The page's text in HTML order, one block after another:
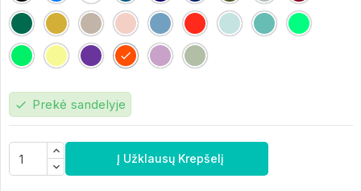
bottle
green
Gold Grey
Melange
2
creamy
pink
Creamy
Blue
Bright
Red
Arctic
Blue
Pool
Blue
Spring
Green
Frozen
Green
Light
Yellow
Astral
Purple
Pop
Orange
Lilac Creamy
Green
check Prekė sandelyje
Į Užklausų Krepšelį